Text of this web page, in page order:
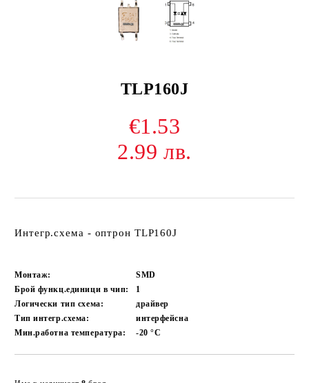
TLP160J
€1.53
2.99 лв.
Интегр.схема - оптрон TLP160J
Монтаж:
SMD
Брой функц.единици в чип:
1
Логически тип схема:
драйвер
Тип интегр.схема:
интерфейсна
Мин.работна температура:
-20°C